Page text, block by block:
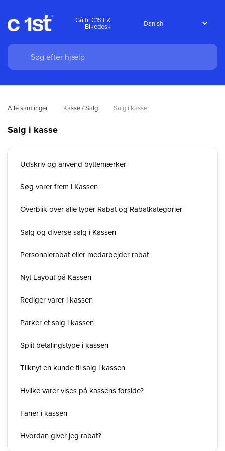
Gå til C1ST &
Bikedesk
Alle samlinger Kasse / Salg Salg i kasse
Salg i kasse
Udskriv og anvend byttemærker
Søg varer frem i Kassen
Overblik over alle typer Rabat og Rabatkategorier
Salg og diverse salg i Kassen
Personalerabat eller medarbejder rabat
Nyt Layout på Kassen
Rediger varer i kassen
Parker et salg i kassen
Split betalingstype i kassen
Tilknyt en kunde til salg i kassen
Hvilke varer vises på kassens forside?
Faner i kassen
Hvordan giver jeg rabat?